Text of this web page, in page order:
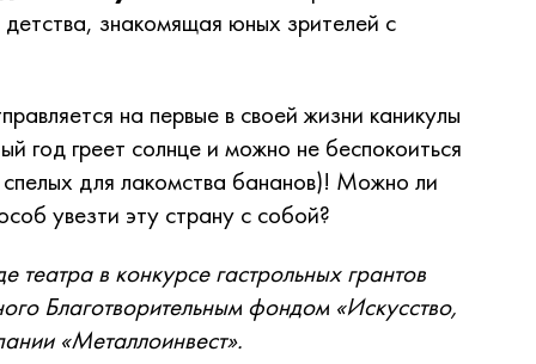
знакомящая юных зрителей с
на первые в своей жизни каникулы
год греет солнце и можно не беспокоиться
для лакомства бананов)! Можно ли
увезти эту страну с собой?
театра в конкурсе гастрольных грантов
Благотворительным фондом «Искусство,
«Металлоинвест».